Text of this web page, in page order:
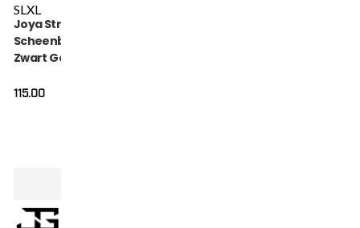
SL XL
Joya Strike
Scheenbeschermers
Zwart Goud
115.00